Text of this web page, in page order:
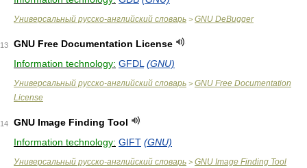
Универсальный русско-английский словарь > GNU DeBugger
13
GNU Free Documentation License
Information technology: GFDL (GNU)
Универсальный русско-английский словарь > GNU Free Documentation
License
14
GNU Image Finding Tool
Information technology: GIFT (GNU)
Универсальный русско-английский словарь > GNU Image Finding Tool